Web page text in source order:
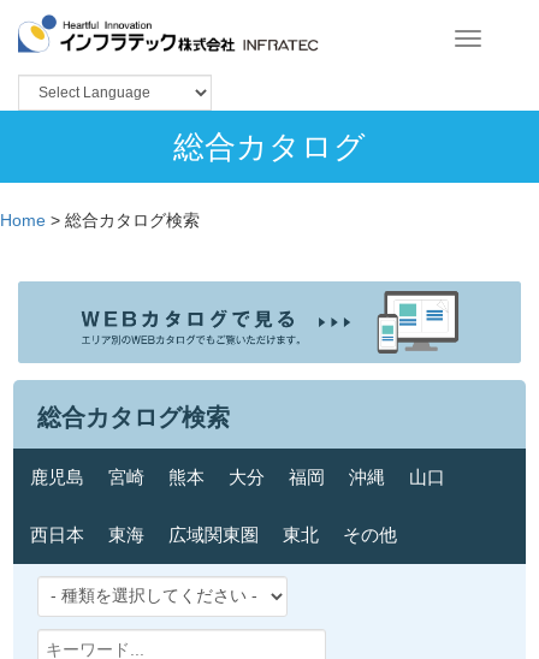
Toggle
総合カタログ
Home > 総合カタログ検索
総合カタログ検索
鹿児島 宮崎 熊本 大分 福岡 沖縄 山口
西日本 東海 広域関東圏 東北 その他